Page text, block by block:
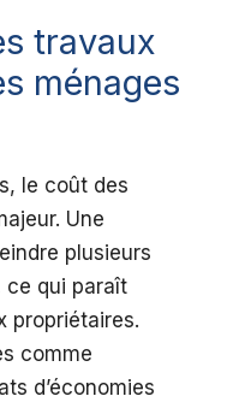
travaux
ménages
le coût des
Une
plusieurs
ce qui paraît
propriétaires.
comme
d’économies